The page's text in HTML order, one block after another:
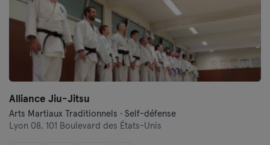
Alliance Jiu-Jitsu
Arts Martiaux Traditionnels · Self-défense
Lyon 08, 101 Boulevard des États-Unis